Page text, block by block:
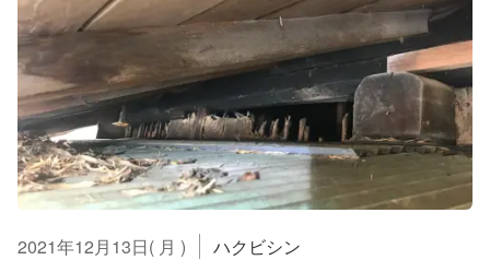
2021年12月13日( 月 ) ハクビシン